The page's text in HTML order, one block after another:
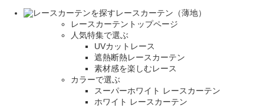
レースカーテン（薄地）
レースカーテントップページ
人気特集で選ぶ
UVカットレース
遮熱断熱レースカーテン
素材感を楽しむレース
カラーで選ぶ
スーパーホワイト レースカーテン
ホワイト レースカーテン